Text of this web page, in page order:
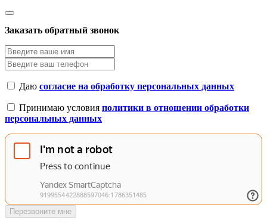
Заказать обратный звонок
Даю согласие на обработку персональных данных
Принимаю условия политики в отношении обработки
персональных данных
Перезвоните мне